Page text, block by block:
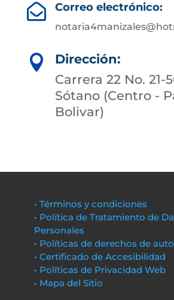
 Correo electrónico:

Dirección:
Carrera 22 No. 21-
Sótano (Centro -
Bolivar)
• Términos y condiciones
• Política de Tratamiento de
Personales
• Políticas de derechos de
• Certificado de Accesibilidad
• Políticas de Privacidad Web
• Mapa del Sitio